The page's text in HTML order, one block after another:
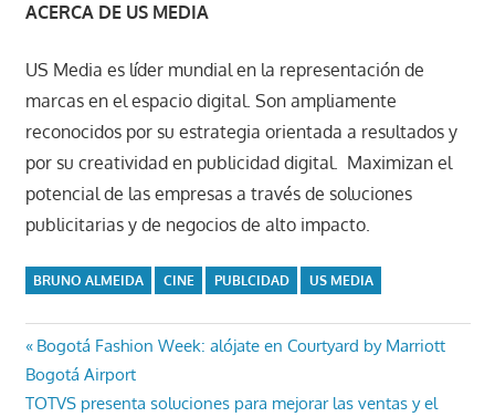
ACERCA DE US MEDIA
US Media es líder mundial en la representación de
marcas en el espacio digital. Son ampliamente
reconocidos por su estrategia orientada a resultados y
por su creatividad en publicidad digital. Maximizan el
potencial de las empresas a través de soluciones
publicitarias y de negocios de alto impacto.
BRUNO ALMEIDA CINE PUBLCIDAD US MEDIA
Navegación
de
Entrada
anterior:
Bogotá Fashion Week: alójate en Courtyard by Marriott
Bogotá Airport
Entrada
TOTVS presenta soluciones para mejorar las ventas y el